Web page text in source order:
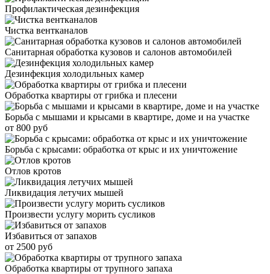
Профилактическая дезинфекция
Чистка вентканалов
Санитарная обработка кузовов и салонов автомобилей
Дезинфекция холодильных камер
Обработка квартиры от грибка и плесени
Борьба с мышами и крысами в квартире, доме и на участке
от 800 руб
Борьба с крысами: обработка от крыс и их уничтожение
Отлов кротов
Ликвидация летучих мышей
Произвести услугу морить сусликов
Избавиться от запахов
от 2500 руб
Обработка квартиры от трупного запаха